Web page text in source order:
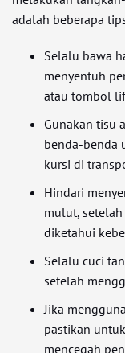
adalah beberapa
Selalu bawa
menyentuh
atau tombol
Gunakan tisu
benda-benda
kursi di
Hindari
mulut,
diketahui
Selalu cuci
setelah
Jika
pastikan
mencegah